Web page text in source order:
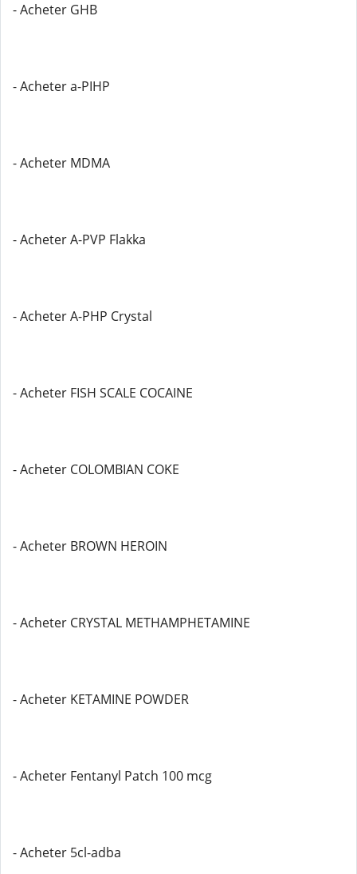
- Acheter GHB
- Acheter a-PIHP
- Acheter MDMA
- Acheter A-PVP Flakka
- Acheter A-PHP Crystal
- Acheter FISH SCALE COCAINE
- Acheter COLOMBIAN COKE
- Acheter BROWN HEROIN
- Acheter CRYSTAL METHAMPHETAMINE
- Acheter KETAMINE POWDER
- Acheter Fentanyl Patch 100 mcg
- Acheter 5cl-adba